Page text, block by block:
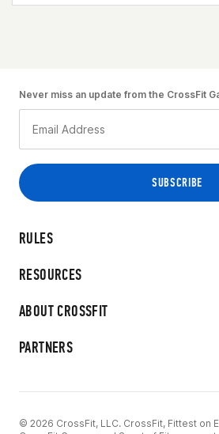
RULES
RESOURCES
ABOUT CROSSFIT
PARTNERS
Never miss an update from the CrossFit
© 2026 CrossFit, LLC. CrossFit, Fittest on